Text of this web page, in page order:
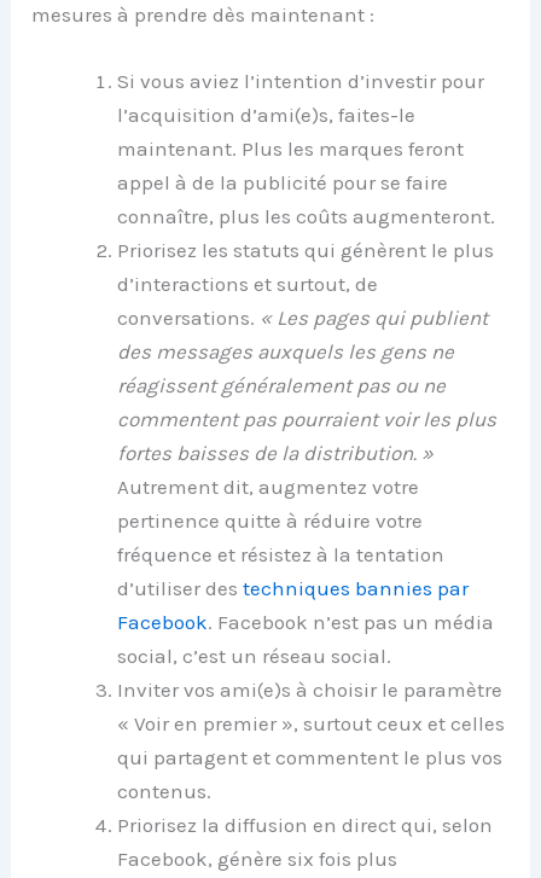
mesures à prendre dès maintenant :
Si vous aviez l’intention d’investir pour
l’acquisition d’ami(e)s, faites-le
maintenant. Plus les marques feront
appel à de la publicité pour se faire
connaître, plus les coûts augmenteront.
Priorisez les statuts qui génèrent le plus
d’interactions et surtout, de
conversations. « Les pages qui publient
des messages auxquels les gens ne
réagissent généralement pas ou ne
commentent pas pourraient voir les plus
fortes baisses de la distribution. »
Autrement dit, augmentez votre
pertinence quitte à réduire votre
fréquence et résistez à la tentation
d’utiliser destechniques bannies par
Facebook. Facebook n’est pas un média
social, c’est un réseau social.
Inviter vos ami(e)s à choisir le paramètre
« Voir en premier », surtout ceux et celles
qui partagent et commentent le plus vos
contenus.
Priorisez la diffusion en direct qui, selon
Facebook, génère six fois plus